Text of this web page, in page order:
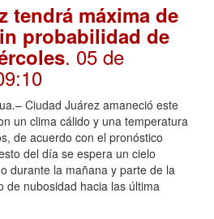
tendrá máxima de
probabilidad de
. 05 de
Ciudad Juárez amaneció este
un clima cálido y una temperatura
de acuerdo con el pronóstico
del día se espera un cielo
durante la mañana y parte de la
de nubosidad hacia las última